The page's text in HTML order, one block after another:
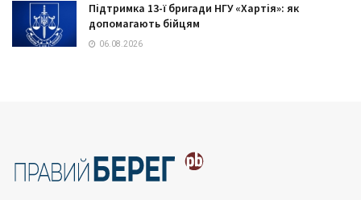
Підтримка 13-ї бригади НГУ «Хартія»: як
допомагають бійцям
06.08.2026